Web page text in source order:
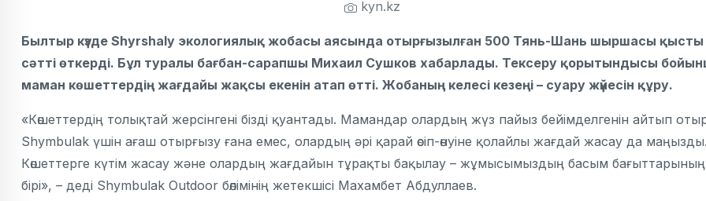
kyn.kz
Былтыр күзде Shyrshaly экологиялық жобасы аясында отырғызылған 500 Тянь-Шань шыршасы қысты
сәтті өткерді. Бұл туралы бағбан-сарапшы Михаил Сушков хабарлады. Тексеру қорытындысы
маман көшеттердің жағдайы жақсы екенін атап өтті. Жобаның келесі кезеңі – суару жүйесін құру.
«Көшеттердің толықтай жерсінгені бізді қуантады. Мамандар олардың жүз пайыз бейімделгенін айтып
Shymbulak үшін ағаш отырғызу ғана емес, олардың әрі қарай өсіп-өнуіне қолайлы жағдай жасау да
Көшеттерге күтім жасау және олардың жағдайын тұрақты бақылау – жұмысымыздың басым бағыттарының
бірі», – деді Shymbulak Outdoor бөлімінің жетекшісі Махамбет Абдуллаев.